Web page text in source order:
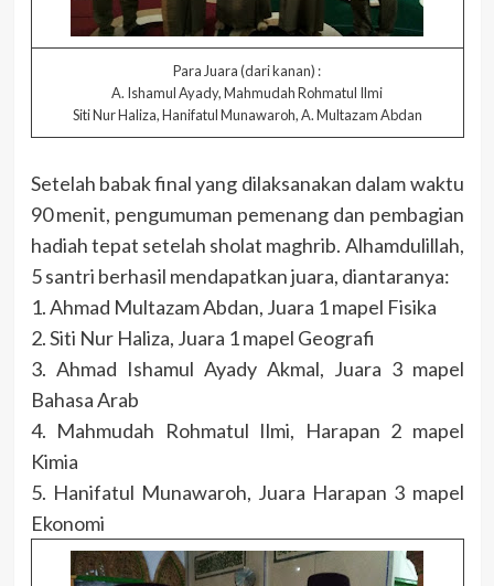
Para Juara (dari kanan) :
A. Ishamul Ayady, Mahmudah Rohmatul Ilmi
Siti Nur Haliza, Hanifatul Munawaroh, A. Multazam Abdan
Setelah babak final yang dilaksanakan dalam waktu
90 menit, pengumuman pemenang dan pembagian
hadiah tepat setelah sholat maghrib. Alhamdulillah,
5 santri berhasil mendapatkan juara, diantaranya:
1. Ahmad Multazam Abdan, Juara 1 mapel Fisika
2. Siti Nur Haliza, Juara 1 mapel Geografi
3. Ahmad Ishamul Ayady Akmal, Juara 3 mapel
Bahasa Arab
4. Mahmudah Rohmatul Ilmi, Harapan 2 mapel
Kimia
5. Hanifatul Munawaroh, Juara Harapan 3 mapel
Ekonomi